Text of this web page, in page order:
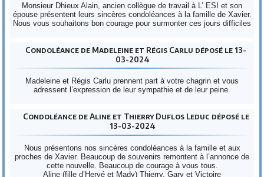
Monsieur Dhieux Alain, ancien collègue de travail à L’ ESI et son
épouse présentent leurs sincères condoléances à la famille de Xavier.
Nous vous souhaitons bon courage pour surmonter ces jours difficiles
Condoléance de Madeleine et Régis Carlu déposé le 13-
03-2024
Madeleine et Régis Carlu prennent part à votre chagrin et vous
adressent l’expression de leur sympathie et de leur peine.
Condoléance de Aline et Thierry Duflos Leduc déposé le
13-03-2024
Nous présentons nos sincères condoléances à la famille et aux
proches de Xavier. Beaucoup de souvenirs remontent à l’annonce de
cette nouvelle. Beaucoup de courage à vous tous.
Aline (fille d’Hervé et Mady) Thierry, Gary et Victoire